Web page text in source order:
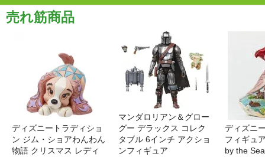
売れ筋商品
ディズニートラディショ
ン ジム・ショアわんわん
物語 クリスマス レディ
マンダロリアン＆グロー
グー デラックス コレク
タブル 6インチ アクショ
ンフィギュア
ディズニ
フィギュ
by the